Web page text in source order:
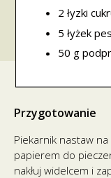
2 łyzki
5 łyżek
50 g
Przygotowanie
Piekarnik nastaw
papierem do
nakłuj widelcem i